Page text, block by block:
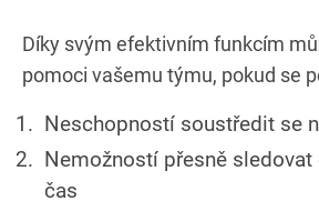
Díky svým efektivním funkcím
pomoci vašemu týmu, pokud se
Neschopností soustředit se
Nemožností přesně sledovat
čas